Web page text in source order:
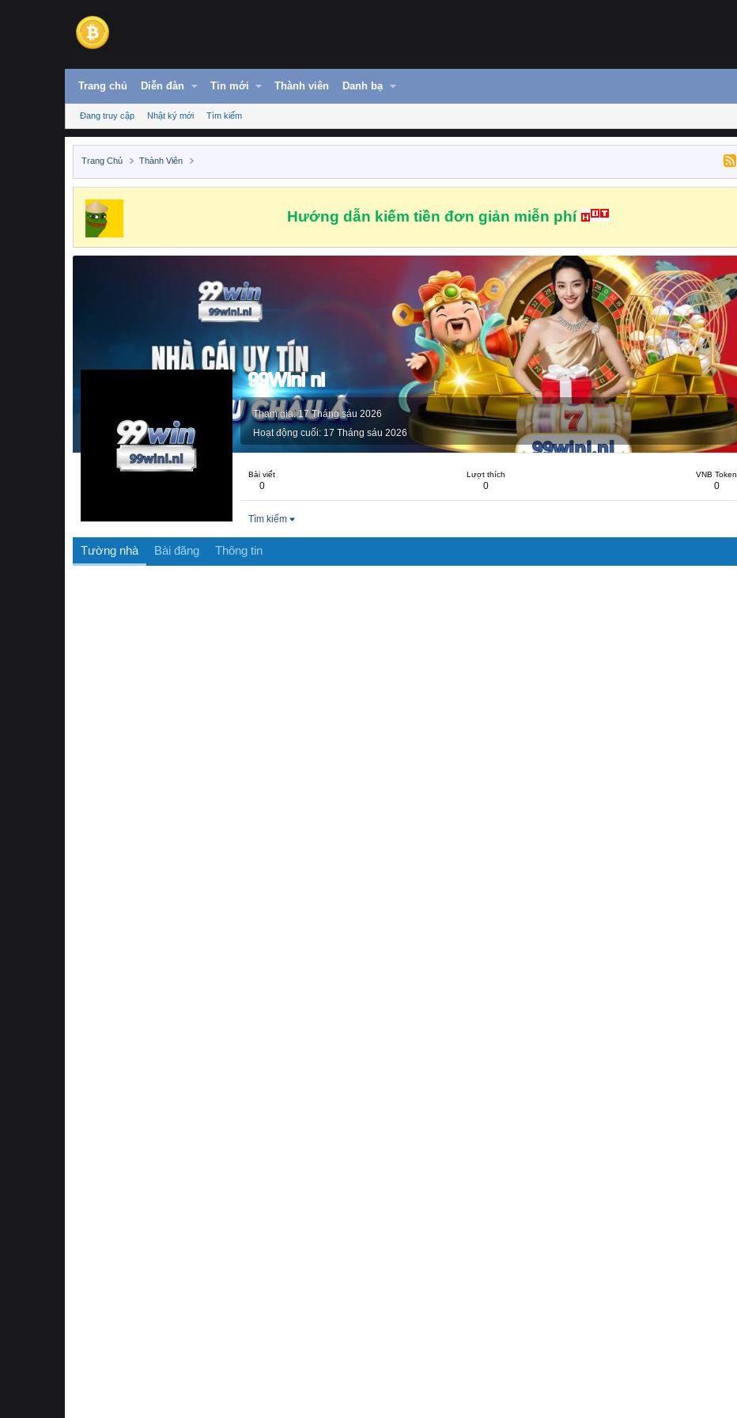
Trang chủ Diễn đàn Tin mới Thành viên Danh bạ
Đang truy cập Nhật ký mới Tìm kiếm
Trang Chủ Thành Viên
Hướng dẫn kiếm tiền đơn giản miễn phí
99Wini nl
Tham gia 17 Tháng sáu 2026
Hoạt động cuối 17 Tháng sáu 2026
Bài viết
0
Lượt thích
0
VNB Token
0
Tìm kiếm
Tường nhà Bài đăng Thông tin